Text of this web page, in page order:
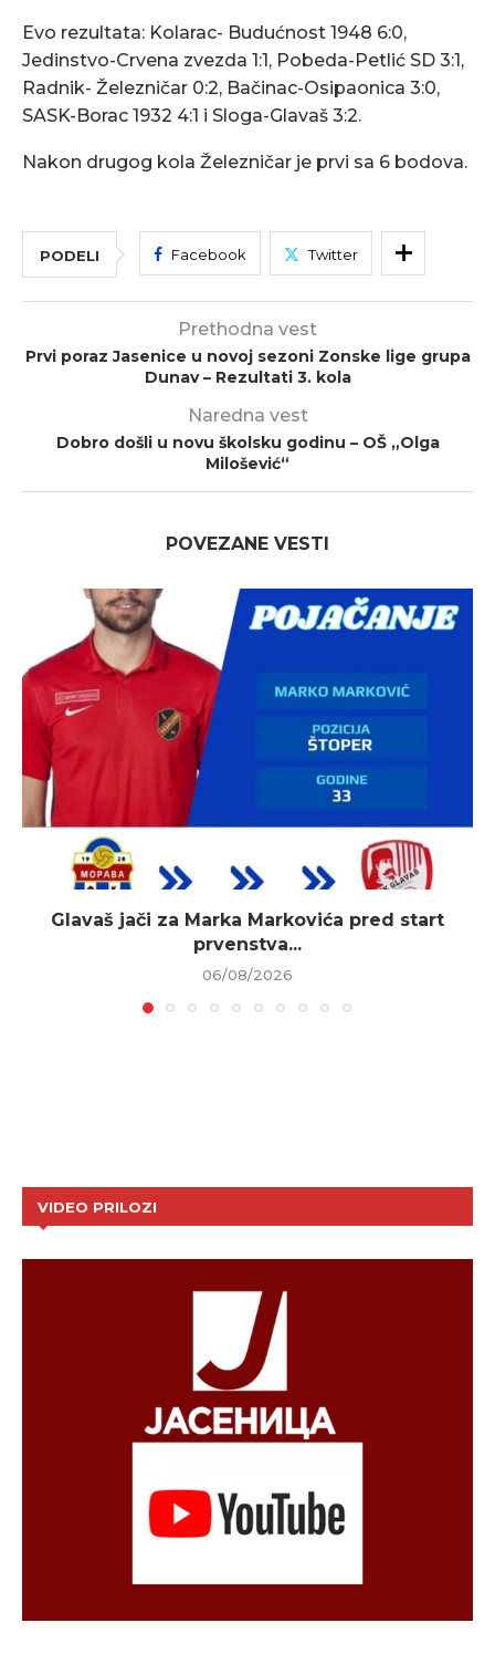
Evo rezultata: Kolarac- Budućnost 1948 6:0,
Jedinstvo-Crvena zvezda 1:1, Pobeda-Petlić SD 3:1,
Radnik- Železničar 0:2, Bačinac-Osipaonica 3:0,
SASK-Borac 1932 4:1 i Sloga-Glavaš 3:2.
Nakon drugog kola Železničar je prvi sa 6 bodova.
PODELI Facebook Twitter
Prethodna vest
Prvi poraz Jasenice u novoj sezoni Zonske lige grupa
Dunav – Rezultati 3. kola
Naredna vest
Dobro došli u novu školsku godinu – OŠ „Olga
Milošević“
POVEZANE VESTI
Glavaš jači za Marka Markovića pred start
prvenstva...
06/08/2026
VIDEO PRILOZI